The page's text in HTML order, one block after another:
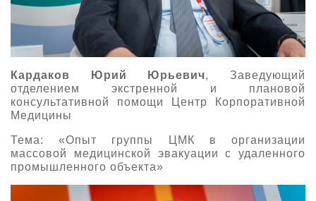
Кардаков Юрий Юрьевич, Заведующий
отделением экстренной и плановой
консультативной помощи Центр Корпоративной
Медицины
Тема: «Опыт группы ЦМК в организации
массовой медицинской эвакуации с удаленного
промышленного объекта»